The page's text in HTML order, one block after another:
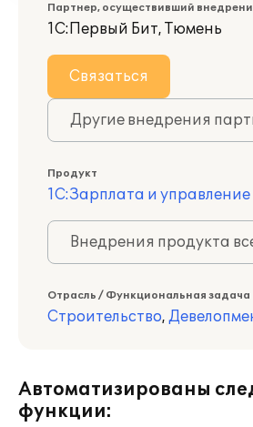
Партнер, осуществивший
1С:Первый Бит, Тюмень
Связаться
Другие внедрения
Продукт
1С:Зарплата и
Внедрения продукта
Отрасль / Функциональная задача
Строительство,
Автоматизированы
функции: